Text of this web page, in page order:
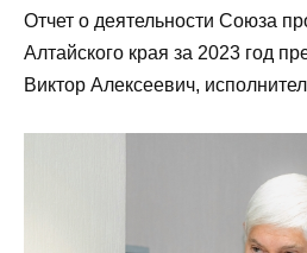
Отчет о деятельности Союза
Алтайского края за 2023 год
Виктор Алексеевич,